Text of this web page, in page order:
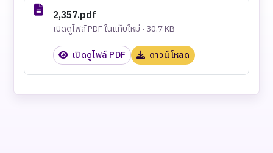
2,357.pdf
เปิดดูไฟล์ PDF ในแท็บใหม่ · 30.7 KB
เปิดดูไฟล์ PDF ดาวน์โหลด